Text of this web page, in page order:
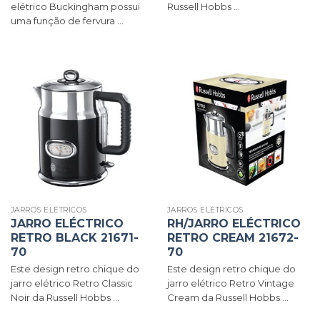
elétrico Buckingham possui
uma função de fervura ...
Russell Hobbs ...
JARROS ELÉTRICOS
JARRO ELÉCTRICO
RETRO BLACK 21671-
70
Este design retro chique do
jarro elétrico Retro Classic
Noir da Russell Hobbs ...
JARROS ELÉTRICOS
RH/JARRO ELÉCTRICO
RETRO CREAM 21672-
70
Este design retro chique do
jarro elétrico Retro Vintage
Cream da Russell Hobbs ...